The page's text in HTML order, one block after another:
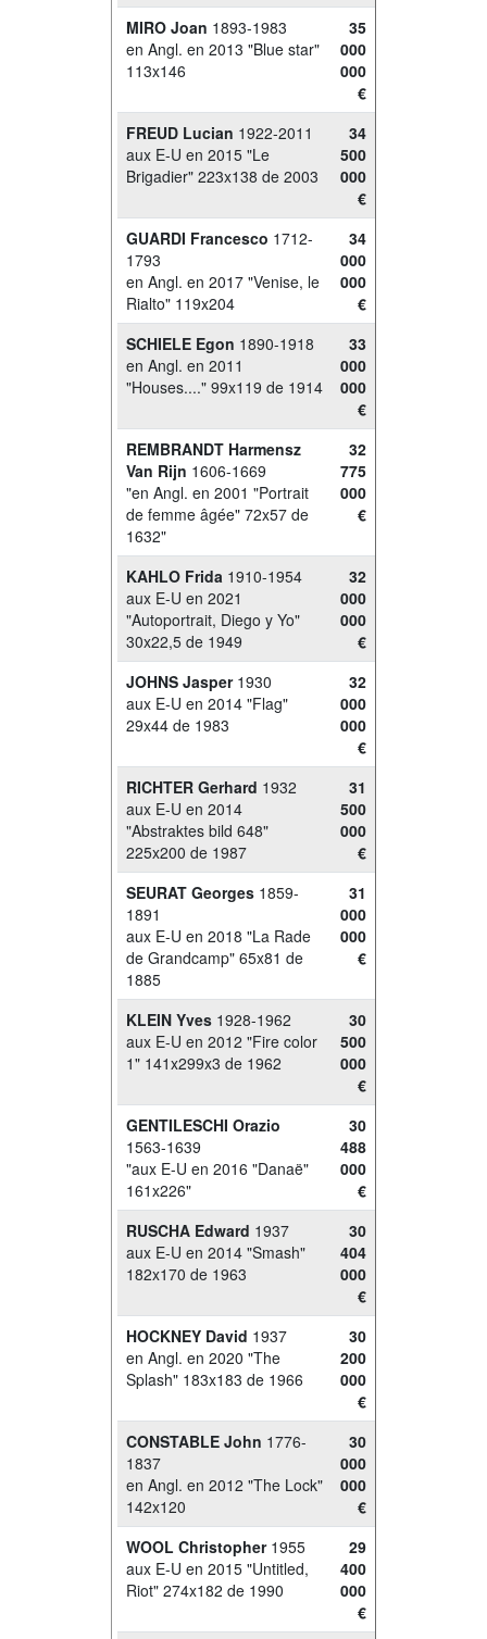
MIRO Joan 1893-1983
en Angl. en 2013 "Blue star"
113x146
35
000
000
€
FREUD Lucian 1922-2011
aux E-U en 2015 "Le
Brigadier" 223x138 de 2003
34
500
000
€
GUARDI Francesco 1712-
1793
en Angl. en 2017 "Venise, le
Rialto" 119x204
34
000
000
€
SCHIELE Egon 1890-1918
en Angl. en 2011
"Houses...." 99x119 de 1914
33
000
000
€
REMBRANDT Harmensz
Van Rijn 1606-1669
"en Angl. en 2001 "Portrait
de femme âgée" 72x57 de
1632"
32
775
000
€
KAHLO Frida 1910-1954
aux E-U en 2021
"Autoportrait, Diego y Yo"
30x22,5 de 1949
32
000
000
€
JOHNS Jasper 1930
aux E-U en 2014 "Flag"
29x44 de 1983
32
000
000
€
RICHTER Gerhard 1932
aux E-U en 2014
"Abstraktes bild 648"
225x200 de 1987
31
500
000
€
SEURAT Georges 1859-
1891
aux E-U en 2018 "La Rade
de Grandcamp" 65x81 de
1885
31
000
000
€
KLEIN Yves 1928-1962
aux E-U en 2012 "Fire color
1" 141x299x3 de 1962
30
500
000
€
GENTILESCHI Orazio
1563-1639
"aux E-U en 2016 "Danaë"
161x226"
30
488
000
€
RUSCHA Edward 1937
aux E-U en 2014 "Smash"
182x170 de 1963
30
404
000
€
HOCKNEY David 1937
en Angl. en 2020 "The
Splash" 183x183 de 1966
30
200
000
€
CONSTABLE John 1776-
1837
en Angl. en 2012 "The Lock"
142x120
30
000
000
€
WOOL Christopher 1955
aux E-U en 2015 "Untitled,
Riot" 274x182 de 1990
29
400
000
€